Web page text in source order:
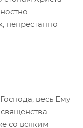
непрестанно
весь Ему
со всяким